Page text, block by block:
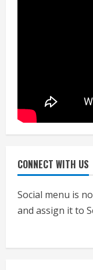
CONNECT WITH US
Social menu is
and assign it to
1